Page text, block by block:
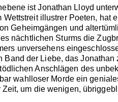
ist Jonathan Lloyd
illustrer Poeten, hat
Geheimgängen und
nächtlichen Sturms die
unversehens
der Liebe, das
Anschlägen des
wahlloser Morde ein
um die wenigen,